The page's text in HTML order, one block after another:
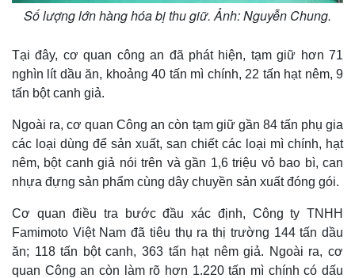
Thế giới
Cuộc sống đó đây
Hồ sơ
Multimedia
Ảnh
E-Magazine
Infographic
Số lượng lớn hàng hóa bị thu giữ. Ảnh: Nguyễn Chung.
Tại đây, cơ quan công an đã phát hiện, tạm giữ hơn 71
nghìn lít dầu ăn, khoảng 40 tấn mì chính, 22 tấn hạt nêm, 9
tấn bột canh giả.
Ngoài ra, cơ quan Công an còn tạm giữ gần 84 tấn phụ gia
các loại dùng để sản xuất, san chiết các loại mì chính, hạt
nêm, bột canh giả nói trên và gần 1,6 triệu vỏ bao bì, can
nhựa đựng sản phẩm cùng dây chuyền sản xuất đóng gói.
Cơ quan điều tra bước đầu xác định, Công ty TNHH
Famimoto Việt Nam đã tiêu thụ ra thị trường 144 tấn dầu
ăn; 118 tấn bột canh, 363 tấn hạt nêm giả. Ngoài ra, cơ
quan Công an còn làm rõ hơn 1.220 tấn mì chính có dấu